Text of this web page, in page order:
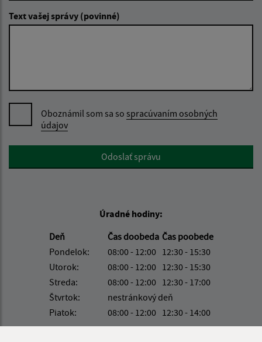
Text vašej správy (povinné)
Oboznámil som sa so spracúvaním osobných
údajov
Google reCaptcha ResponseOdoslať správu
Úradné hodiny:
Deň
Čas doobeda Čas poobede
Pondelok:
08:00 - 12:00 12:30 - 15:30
Utorok:
08:00 - 12:00 12:30 - 15:30
Streda:
08:00 - 12:00 12:30 - 17:00
Štvrtok:
nestránkový deň
Piatok:
08:00 - 12:00 12:30 - 14:00